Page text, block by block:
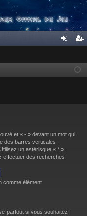
cri
et « - » devant un mot qui
des barres verticales
un astérisque « * »
effectuer des recherches
comme élément
partout si vous souhaitez